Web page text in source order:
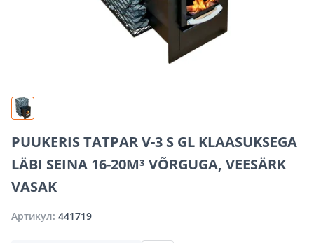
PUUKERIS TATPAR V-3 S GL KLAASUKSEGA
LÄBI SEINA 16-20M³ VÕRGUGA, VEESÄRK
VASAK
Артикул: 441719